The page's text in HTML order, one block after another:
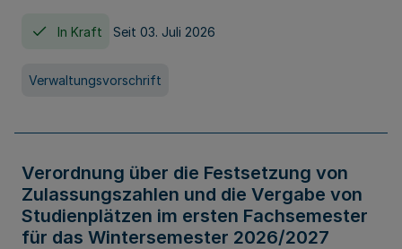
In Kraft Seit 03. Juli 2026
Verwaltungsvorschrift
Verordnung über die Festsetzung von
Zulassungszahlen und die Vergabe von
Studienplätzen im ersten Fachsemester
für das Wintersemester 2026/2027